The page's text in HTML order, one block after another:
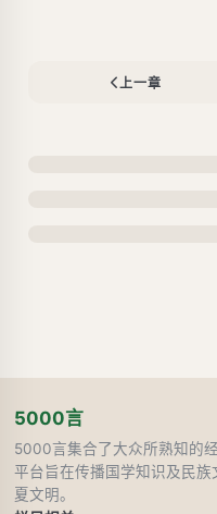
上一章
5000言
5000言集合了大众所熟知的
平台旨在传播国学知识及民
夏文明。